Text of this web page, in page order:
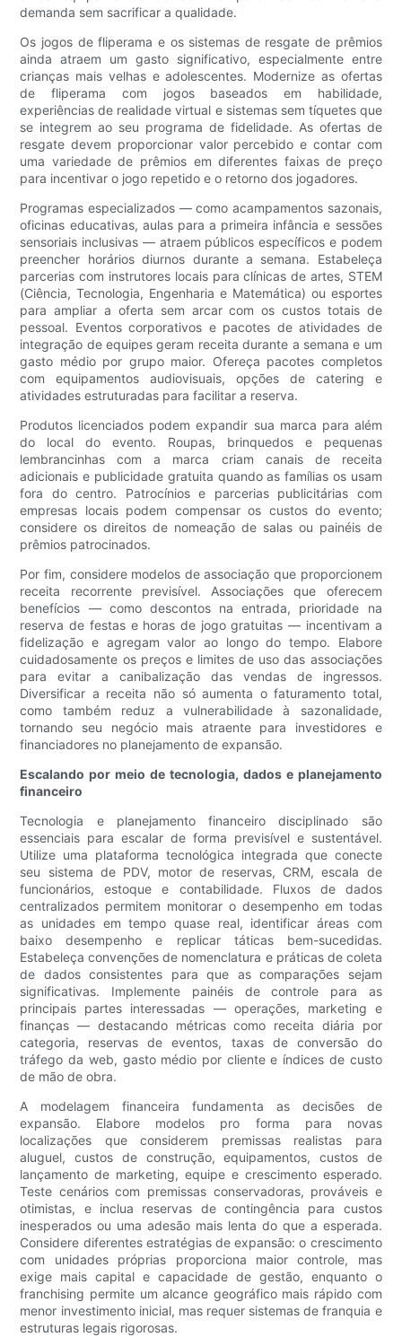
demanda sem sacrificar a qualidade.
Os jogos de fliperama e os sistemas de resgate de prêmios
ainda atraem um gasto significativo, especialmente entre
crianças mais velhas e adolescentes. Modernize as ofertas
de fliperama com jogos baseados em habilidade,
experiências de realidade virtual e sistemas sem tíquetes que
se integrem ao seu programa de fidelidade. As ofertas de
resgate devem proporcionar valor percebido e contar com
uma variedade de prêmios em diferentes faixas de preço
para incentivar o jogo repetido e o retorno dos jogadores.
Programas especializados — como acampamentos sazonais,
oficinas educativas, aulas para a primeira infância e sessões
sensoriais inclusivas — atraem públicos específicos e podem
preencher horários diurnos durante a semana. Estabeleça
parcerias com instrutores locais para clínicas de artes, STEM
(Ciência, Tecnologia, Engenharia e Matemática) ou esportes
para ampliar a oferta sem arcar com os custos totais de
pessoal. Eventos corporativos e pacotes de atividades de
integração de equipes geram receita durante a semana e um
gasto médio por grupo maior. Ofereça pacotes completos
com equipamentos audiovisuais, opções de catering e
atividades estruturadas para facilitar a reserva.
Produtos licenciados podem expandir sua marca para além
do local do evento. Roupas, brinquedos e pequenas
lembrancinhas com a marca criam canais de receita
adicionais e publicidade gratuita quando as famílias os usam
fora do centro. Patrocínios e parcerias publicitárias com
empresas locais podem compensar os custos do evento;
considere os direitos de nomeação de salas ou painéis de
prêmios patrocinados.
Por fim, considere modelos de associação que proporcionem
receita recorrente previsível. Associações que oferecem
benefícios — como descontos na entrada, prioridade na
reserva de festas e horas de jogo gratuitas — incentivam a
fidelização e agregam valor ao longo do tempo. Elabore
cuidadosamente os preços e limites de uso das associações
para evitar a canibalização das vendas de ingressos.
Diversificar a receita não só aumenta o faturamento total,
como também reduz a vulnerabilidade à sazonalidade,
tornando seu negócio mais atraente para investidores e
financiadores no planejamento de expansão.
Escalando por meio de tecnologia, dados e planejamento
financeiro
Tecnologia e planejamento financeiro disciplinado são
essenciais para escalar de forma previsível e sustentável.
Utilize uma plataforma tecnológica integrada que conecte
seu sistema de PDV, motor de reservas, CRM, escala de
funcionários, estoque e contabilidade. Fluxos de dados
centralizados permitem monitorar o desempenho em todas
as unidades em tempo quase real, identificar áreas com
baixo desempenho e replicar táticas bem-sucedidas.
Estabeleça convenções de nomenclatura e práticas de coleta
de dados consistentes para que as comparações sejam
significativas. Implemente painéis de controle para as
principais partes interessadas — operações, marketing e
finanças — destacando métricas como receita diária por
categoria, reservas de eventos, taxas de conversão do
tráfego da web, gasto médio por cliente e índices de custo
de mão de obra.
A modelagem financeira fundamenta as decisões de
expansão. Elabore modelos pro forma para novas
localizações que considerem premissas realistas para
aluguel, custos de construção, equipamentos, custos de
lançamento de marketing, equipe e crescimento esperado.
Teste cenários com premissas conservadoras, prováveis ​​e
otimistas, e inclua reservas de contingência para custos
inesperados ou uma adesão mais lenta do que a esperada.
Considere diferentes estratégias de expansão: o crescimento
com unidades próprias proporciona maior controle, mas
exige mais capital e capacidade de gestão, enquanto o
franchising permite um alcance geográfico mais rápido com
menor investimento inicial, mas requer sistemas de franquia e
estruturas legais rigorosas.